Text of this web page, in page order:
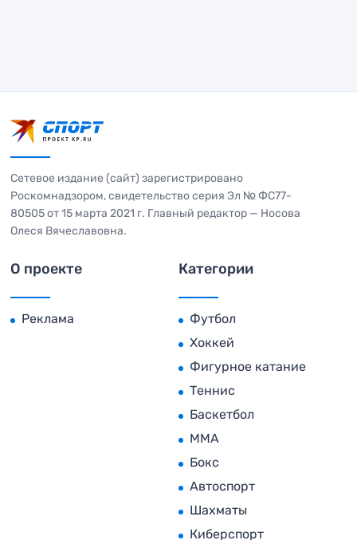
Сетевое издание (сайт) зарегистрировано
Роскомнадзором, свидетельство серия Эл № ФС77-
80505 от 15 марта 2021 г. Главный редактор — Носова
Олеся Вячеславовна.
О проекте
Реклама
Категории
Футбол
Хоккей
Фигурное катание
Теннис
Баскетбол
MMA
Бокс
Автоспорт
Шахматы
Киберспорт